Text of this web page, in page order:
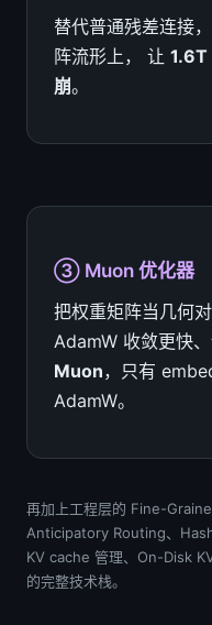
替代普通残差连接
阵流形上， 让 1.6T
崩。
③ Muon 优化器
把权重矩阵当几何
AdamW 收敛更快
Muon，只有
AdamW。
再加上工程层的 Fine-
Anticipatory Routing、
KV cache 管理、On-Disk
的完整技术栈。